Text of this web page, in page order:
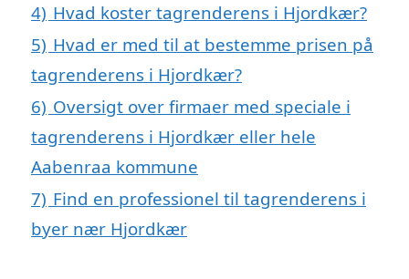
4) Hvad koster tagrenderens i Hjordkær?
5) Hvad er med til at bestemme prisen på
tagrenderens i Hjordkær?
6) Oversigt over firmaer med speciale i
tagrenderens i Hjordkær eller hele
Aabenraa kommune
7) Find en professionel til tagrenderens i
byer nær Hjordkær